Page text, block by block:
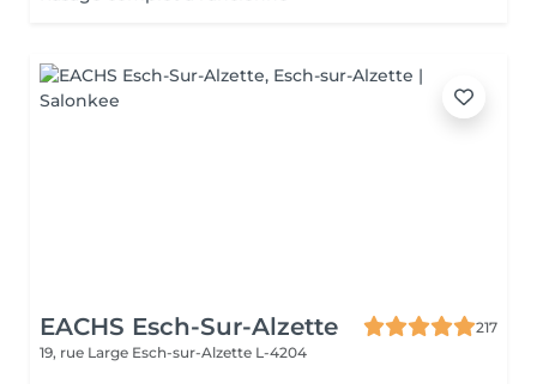
EACHS Esch-Sur-Alzette
217
19, rue Large Esch-sur-Alzette L-4204